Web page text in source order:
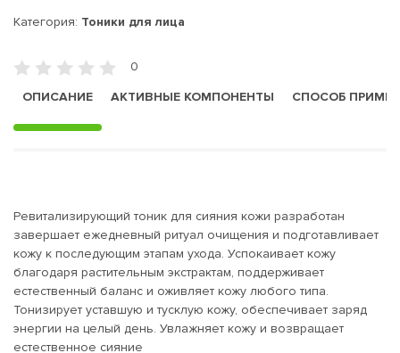
Категория: Тоники для лица
0
ОПИСАНИЕ
АКТИВНЫЕ КОМПОНЕНТЫ СПОСОБ
Ревитализирующий тоник для сияния кожи разработан
завершает ежедневный ритуал очищения и подготавливает
кожу к последующим этапам ухода. Успокаивает кожу
благодаря растительным экстрактам, поддерживает
естественный баланс и оживляет кожу любого типа.
Тонизирует уставшую и тусклую кожу, обеспечивает заряд
энергии на целый день. Увлажняет кожу и возвращает
естественное сияние